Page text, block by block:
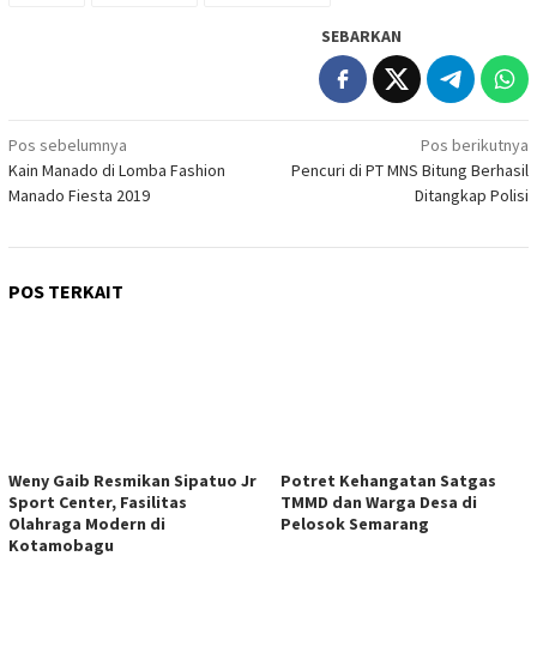
SEBARKAN
Navigasi
pos
Pos sebelumnya
Kain Manado di Lomba Fashion
Manado Fiesta 2019
Pos berikutnya
Pencuri di PT MNS Bitung Berhasil
Ditangkap Polisi
POS TERKAIT
Weny Gaib Resmikan Sipatuo Jr
Sport Center, Fasilitas
Olahraga Modern di
Kotamobagu
Potret Kehangatan Satgas
TMMD dan Warga Desa di
Pelosok Semarang